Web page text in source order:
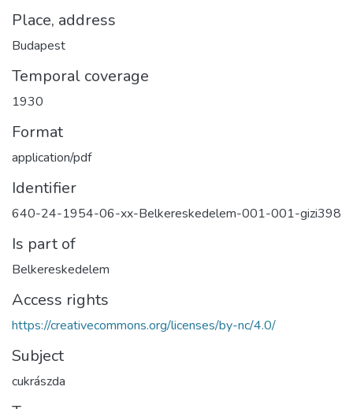
Place, address
Budapest
Temporal coverage
1930
Format
application/pdf
Identifier
640-24-1954-06-xx-Belkereskedelem-001-001-gizi398
Is part of
Belkereskedelem
Access rights
https://creativecommons.org/licenses/by-nc/4.0/
Subject
cukrászda